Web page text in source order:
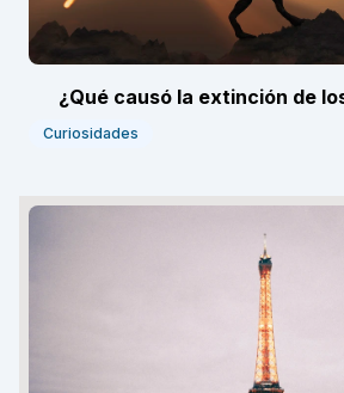
¿Qué causó la extinción de
Curiosidades